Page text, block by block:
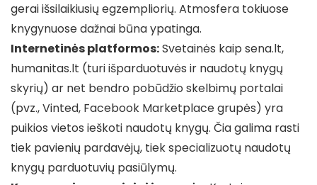
gerai išsilaikiusių egzempliorių. Atmosfera tokiuose
knygynuose dažnai būna ypatinga.
Internetinės platformos:Svetainės kaip sena.lt,
humanitas.lt (turi išparduotuvės ir naudotų knygų
skyrių) ar net bendro pobūdžio skelbimų portalai
(pvz., Vinted, Facebook Marketplace grupės) yra
puikios vietos ieškoti naudotų knygų. Čia galima rasti
tiek pavienių pardavėjų, tiek specializuotų naudotų
knygų parduotuvių pasiūlymų.